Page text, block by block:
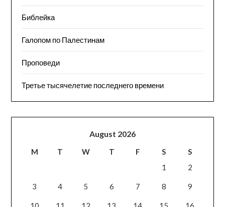
Библейка
Галопом по Палестинам
Проповеди
Третье тысячелетие последнего времени
August 2026
M T W T F S
S
1
2
3 4 5 6 7 8 9